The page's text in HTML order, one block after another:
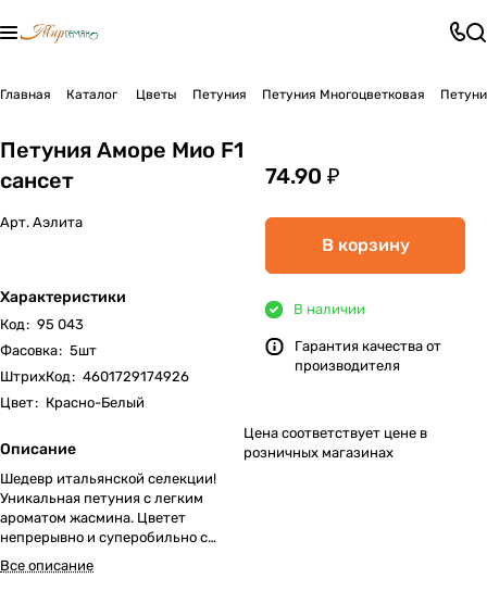
Главная Каталог Цветы Петуния Петуния Многоцветковая
Петуния Аморе Мио F1
сансет
Арт. Аэлита
Характеристики
Код: 95 043
Фасовка: 5шт
ШтрихКод: 4601729174926
Цвет: Красно-Белый
Описание
Шедевр итальянской селекции!
Уникальная петуния с легким
ароматом жасмина. Цветет
непрерывно и суперобильно с
весны до поздней осени.
Все описание
74.90 ₽
В корзину
В наличии
Гарантия качества от
производителя
Цена соответствует цене в
розничных магазинах